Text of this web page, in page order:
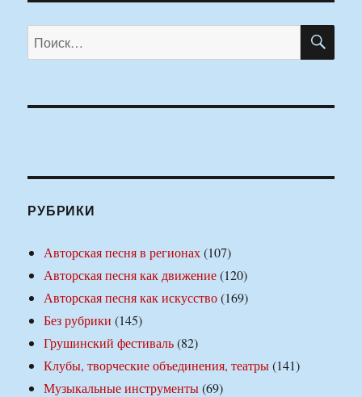
Искать:
РУБРИКИ
Авторская песня в регионах(107)
Авторская песня как движение(120)
Авторская песня как искусство(169)
Без рубрики (145)
Грушинский фестиваль(82)
Клубы, творческие объединения, театры(141)
Музыкальные инструменты(69)